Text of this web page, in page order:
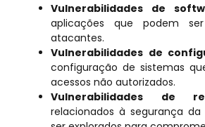
Vulnerabilidades de
aplicações que podem
atacantes.
Vulnerabilidades de
configuração de sistemas
acessos não autorizados.
Vulnerabilidades de
relacionados à segurança